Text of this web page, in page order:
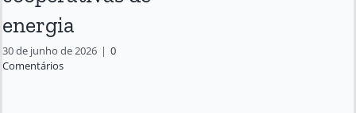
energia
30 de junho de 2026 | 0
Comentários